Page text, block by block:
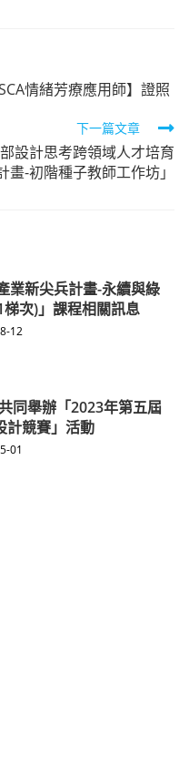
情緒芳療應用師】證照
下一篇文章
設計思考跨領域人才培育
畫-初階種子教師工作坊」
業新尖兵計畫-永續與綠
次)」課程相關訊息
12
同舉辦「2023年第五屆
計競賽」活動
01